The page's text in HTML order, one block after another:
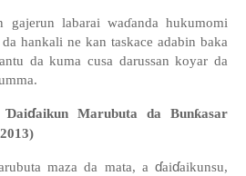
gajerun labarai waɗanda hukumomi
hankali ne kan taskace adabin baka
da kuma cusa darussan koyar da
Ɗaiɗaikun Marubuta da Bunƙasar
maza da mata, a ɗaiɗaikunsu,